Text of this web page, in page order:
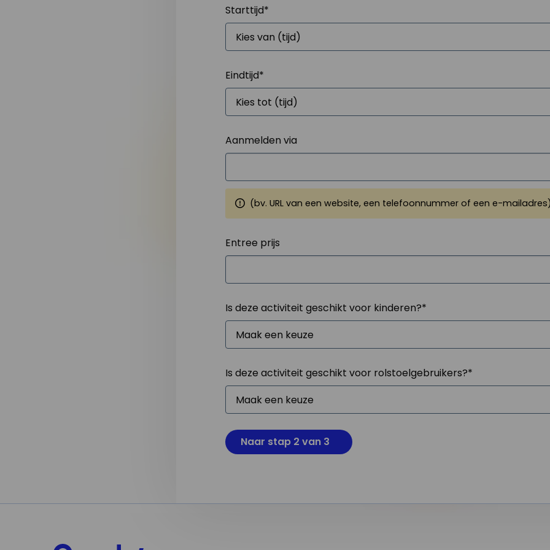
Starttijd*
Eindtijd*
Aanmelden via
(bv. URL van een website, een telefoonnummer of een e-
Entree prijs
Is deze activiteit geschikt voor kinderen?*
Is deze activiteit geschikt voor rolstoelgebruikers?*